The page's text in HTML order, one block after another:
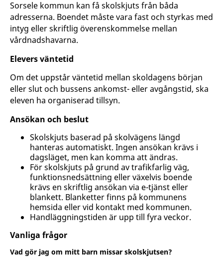
Sorsele kommun kan få skolskjuts från båda
adresserna. Boendet måste vara fast och styrkas med
intyg eller skriftlig överenskommelse mellan
vårdnadshavarna.
Elevers väntetid
Om det uppstår väntetid mellan skoldagens början
eller slut och bussens ankomst- eller avgångstid, ska
eleven ha organiserad tillsyn.
Ansökan och beslut
Skolskjuts baserad på skolvägens längd
hanteras automatiskt. Ingen ansökan krävs i
dagsläget, men kan komma att ändras.
För skolskjuts på grund av trafikfarlig väg,
funktionsnedsättning eller växelvis boende
krävs en skriftlig ansökan via e-tjänst eller
blankett. Blanketter finns på kommunens
hemsida eller vid kontakt med kommunen.
Handläggningstiden är upp till fyra veckor.
Vanliga frågor
Vad gör jag om mitt barn missar skolskjutsen?